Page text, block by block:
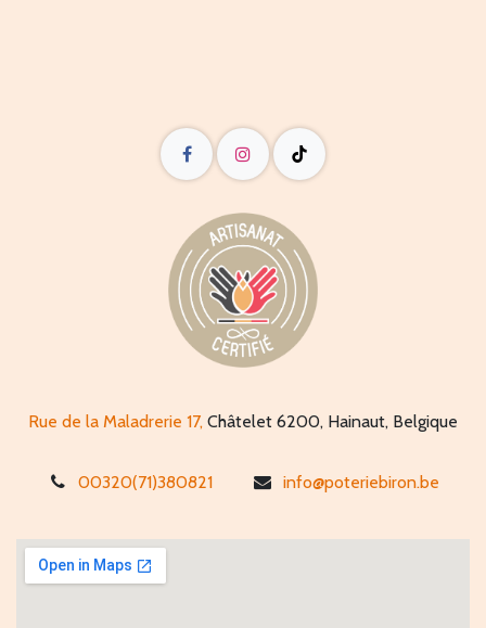
Rue de la Maladrerie 17, Châtelet 6200, Hainaut, Belgique
00320(71)380821 info@poteriebiron.be